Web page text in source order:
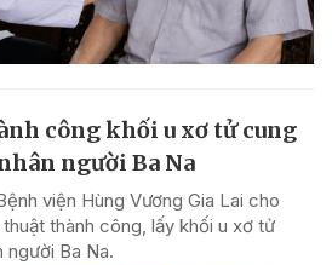
công khối u xơ tử cung
người Ba Na
viện Hùng Vương Gia Lai cho
thành công, lấy khối u xơ tử
người Ba Na.